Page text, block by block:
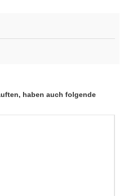
haben auch folgende